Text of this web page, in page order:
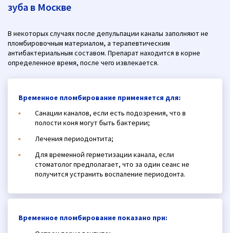
зуба в Москве
В некоторых случаях после депульпации каналы заполняют не
пломбировочным материалом, а терапевтическим
антибактериальным составом. Препарат находится в корне
определенное время, после чего извлекается.
Временное пломбирование применяется для:
Санации каналов, если есть подозрения, что в
полости коня могут быть бактерии;
Лечения периодонтита;
Для временной герметизации канала, если
стоматолог предполагает, что за один сеанс не
получится устранить воспаление периодонта.
Временное пломбирование показано при: